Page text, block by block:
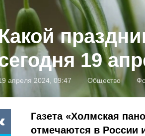
19
апреля 2024, 09:47 Общество
Газета «Холмская
отмечаются в России